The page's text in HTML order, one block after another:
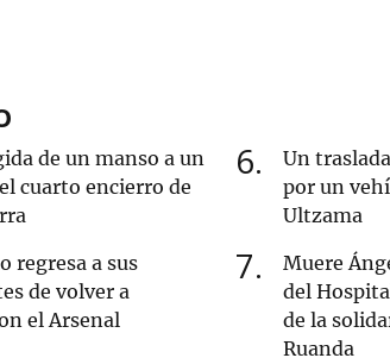
de un manso a un
cuarto encierro de
regresa a sus
de volver a
el Arsenal
6
Un
por un
Ultzama
7
Muere
del
de la
Ruanda